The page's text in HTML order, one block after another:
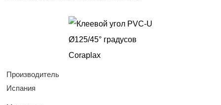
Производитель
Испания